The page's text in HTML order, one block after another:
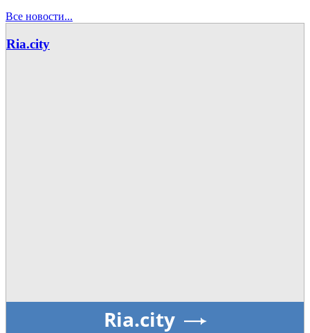
Все новости...
Ria.city
Ria.city